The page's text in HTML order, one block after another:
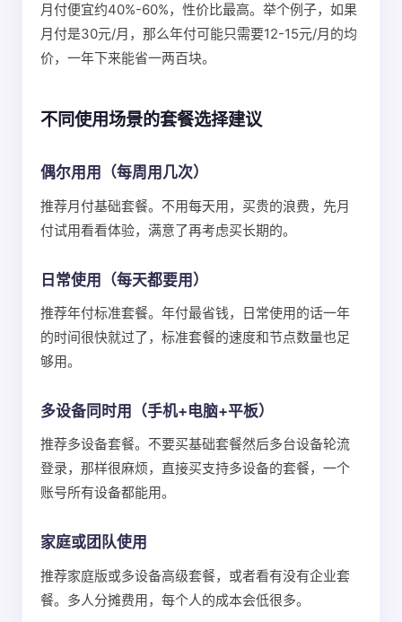
月付便宜约40%-60%，性价比最高。举个例子，如果
月付是30元/月，那么年付可能只需要12-15元/月的均
价，一年下来能省一两百块。
不同使用场景的套餐选择建议
偶尔用用（每周用几次）
推荐月付基础套餐。不用每天用，买贵的浪费，先月
付试用看看体验，满意了再考虑买长期的。
日常使用（每天都要用）
推荐年付标准套餐。年付最省钱，日常使用的话一年
的时间很快就过了，标准套餐的速度和节点数量也足
够用。
多设备同时用（手机+电脑+平板）
推荐多设备套餐。不要买基础套餐然后多台设备轮流
登录，那样很麻烦，直接买支持多设备的套餐，一个
账号所有设备都能用。
家庭或团队使用
推荐家庭版或多设备高级套餐，或者看有没有企业套
餐。多人分摊费用，每个人的成本会低很多。